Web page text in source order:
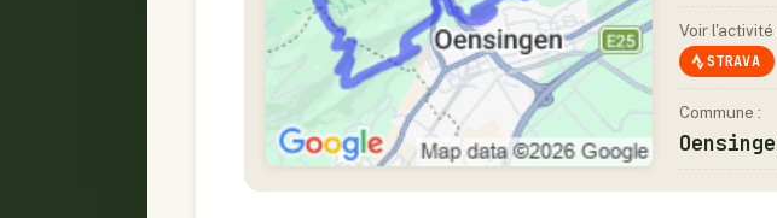
Voir l'activité
STRAVA
Commune :